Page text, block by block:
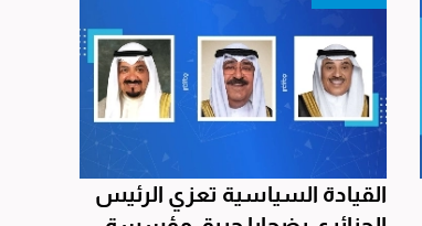
القيادة السياسية تعزي الرئيس